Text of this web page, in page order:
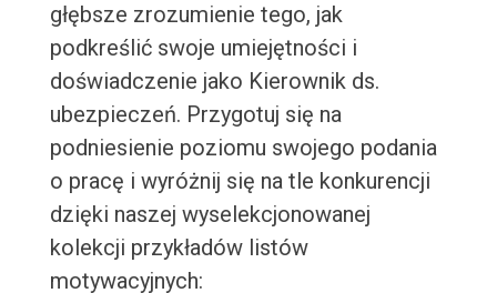
głębsze zrozumienie tego, jak
podkreślić swoje umiejętności i
doświadczenie jako Kierownik ds.
ubezpieczeń. Przygotuj się na
podniesienie poziomu swojego podania
o pracę i wyróżnij się na tle konkurencji
dzięki naszej wyselekcjonowanej
kolekcji przykładów listów
motywacyjnych: